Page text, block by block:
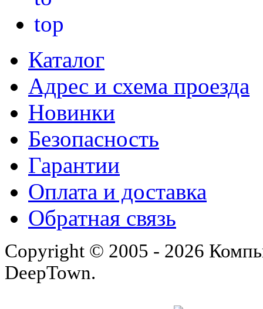
Каталог
Адрес и схема проезда
Новинки
Безопасность
Гарантии
Оплата и доставка
Обратная связь
Copyright © 2005 - 2026
DeepTown.